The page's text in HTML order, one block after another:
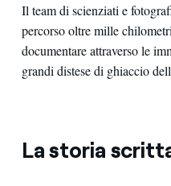
Il team di scienziati e
percorso oltre mille
documentare attraverso le
grandi distese di ghiaccio
La storia